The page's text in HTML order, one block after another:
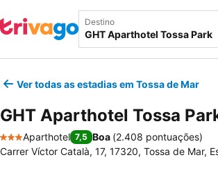
Destino
Ver todas as estadias em Tossa de Mar
GHT Aparthotel Tossa
3 Estrelas
Aparthotel 7,5 Boa (2.408 pontuações)
Carrer Víctor Català, 17, 17320, Tossa de Mar,